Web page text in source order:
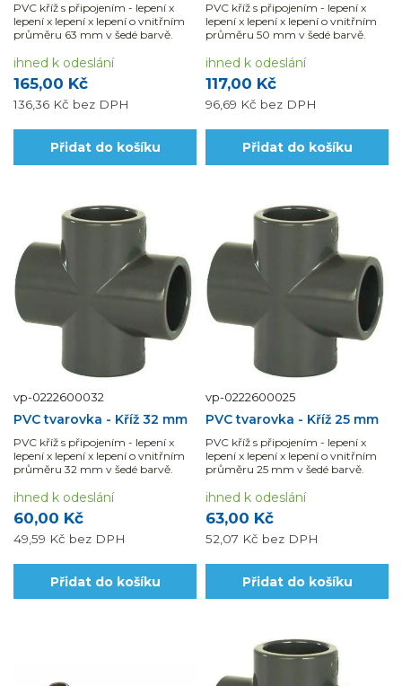
PVC kříž s připojením - lepení x
lepení x lepení x lepení o vnitřním
průměru 63 mm v šedé barvě.
165,00 Kč
136,36 Kč bez DPH
ihned k odeslání
Přidat do košíku
PVC kříž s připojením - lepení x
lepení x lepení x lepení o vnitřním
průměru 50 mm v šedé barvě.
117,00 Kč
96,69 Kč bez DPH
ihned k odeslání
Přidat do košíku
vp-0222600032
PVC tvarovka - Kříž 32 mm
PVC kříž s připojením - lepení x
lepení x lepení x lepení o vnitřním
průměru 32 mm v šedé barvě.
60,00 Kč
49,59 Kč bez DPH
ihned k odeslání
Přidat do košíku
vp-0222600025
PVC tvarovka - Kříž 25 mm
PVC kříž s připojením - lepení x
lepení x lepení x lepení o vnitřním
průměru 25 mm v šedé barvě.
63,00 Kč
52,07 Kč bez DPH
ihned k odeslání
Přidat do košíku